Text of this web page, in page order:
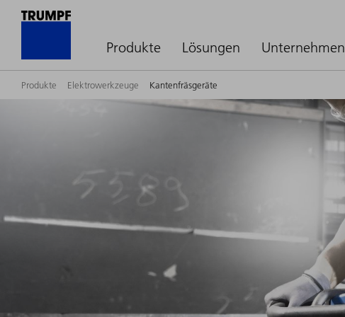
Produkte Lösungen Unternehmen
Produkte Elektrowerkzeuge Kantenfräsgeräte